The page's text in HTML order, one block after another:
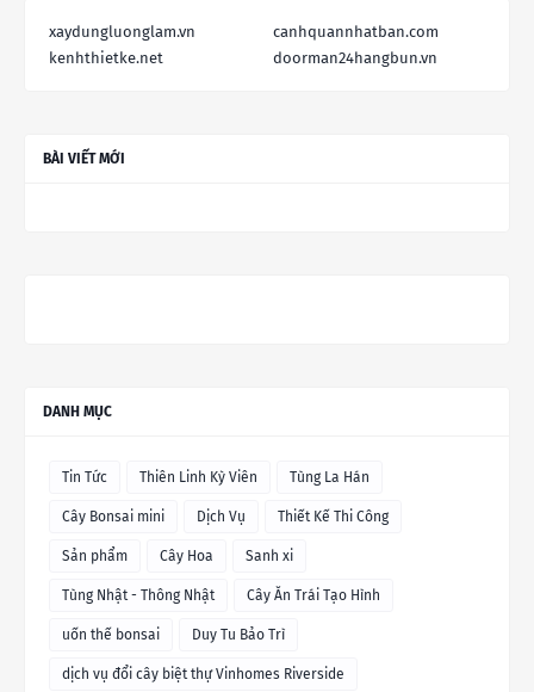
xaydungluonglam.vn
canhquannhatban.com
kenhthietke.net
doorman24hangbun.vn
BÀI VIẾT MỚI
DANH MỤC
Tin Tức Thiên Linh Kỳ Viên Tùng La Hán
Cây Bonsai mini Dịch Vụ Thiết Kế Thi Công
Sản phẩm Cây Hoa Sanh xi
Tùng Nhật - Thông Nhật Cây Ăn Trái Tạo Hình
uốn thế bonsai Duy Tu Bảo Trì
dịch vụ đổi cây biệt thự Vinhomes Riverside